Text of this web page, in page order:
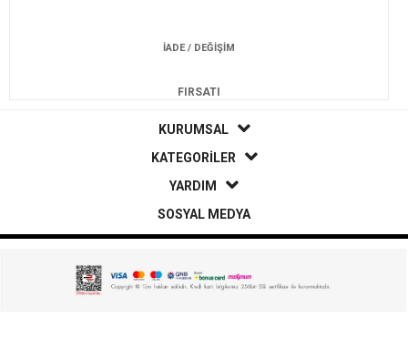
İADE / DEĞİŞİM
FIRSATI
KURUMSAL
KATEGORİLER
YARDIM
SOSYAL MEDYA